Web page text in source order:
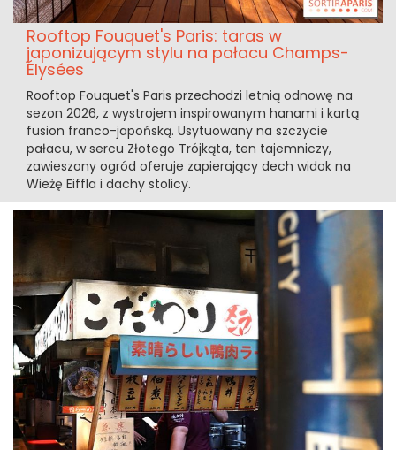
Rooftop Fouquet's Paris: taras w
japonizującym stylu na pałacu Champs-
Élysées
Rooftop Fouquet's Paris przechodzi letnią odnowę na
sezon 2026, z wystrojem inspirowanym hanami i kartą
fusion franco-japońską. Usytuowany na szczycie
pałacu, w sercu Złotego Trójkąta, ten tajemniczy,
zawieszony ogród oferuje zapierający dech widok na
Wieżę Eiffla i dachy stolicy.